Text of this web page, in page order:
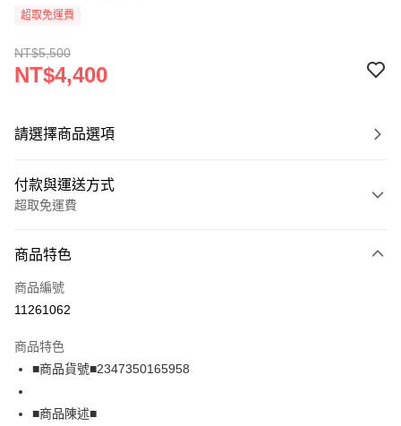
超取免運費
NT$5,500
NT$4,400
請選擇商品選項
付款與運送方式
超取免運費
信用卡一次付款
超商取貨付款
Apple Pay
街口支付
商品特色
商品編號
11261062
商品特色
■商品貨號■2347350165958
■商品陳述■